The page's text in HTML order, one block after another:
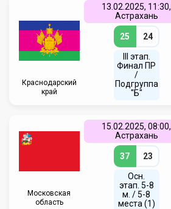
Краснодарский
край
13.02.2025, 11:30,
Астрахань
25 24
III этап.
Финал ПР
/
Подгруппа
"Б"
Московская
область
15.02.2025, 08:00,
Астрахань
37 23
Осн.
этап. 5-8
м. / 5-8
места (1)